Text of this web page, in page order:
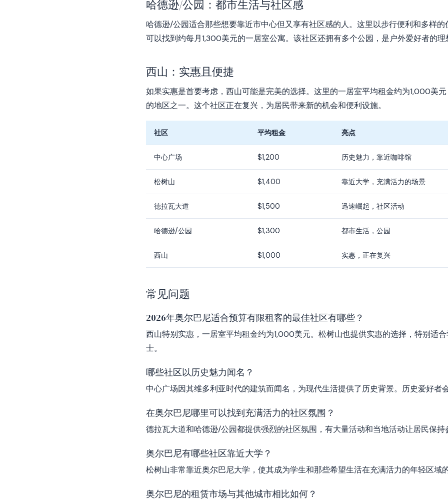
哈德逊/公园：都市生活与社区感
哈德逊/公园适合那些想要靠近市中心但又享有社区感的人。这里以步行便利和多样
可以找到约每月1,300美元的一居室公寓。该社区还拥有多个公园，是户外爱好者的理
西山：实惠且便捷
如果实惠是首要考虑，西山可能是完美的选择。这里的一居室平均租金约为1,000美
的地区之一。这个社区正在复兴，为居民带来新的机会和便利设施。
社区 平均租金 亮点
中心广场 $1,200 历史魅力，靠近咖啡馆
松树山 $1,400 靠近大学，充满活力的场景
德拉瓦大道 $1,500 迅速崛起，社区活动
哈德逊/公园 $1,300 都市生活，公园
西山 $1,000 实惠，正在复兴
常见问题
2026年奥尔巴尼适合预算有限租客的最佳社区有哪些？
西山特别实惠，一居室平均租金约为1,000美元。松树山也提供实惠的选择，特别适
士。
哪些社区以历史魅力闻名？
中心广场因其维多利亚时代的建筑而闻名，为现代生活提供了历史背景。历史爱好者
在奥尔巴尼哪里可以找到充满活力的社区氛围？
德拉瓦大道和哈德逊/公园都提供强烈的社区氛围，有大量活动和当地活动让居民保持
奥尔巴尼有哪些社区靠近大学？
松树山非常靠近奥尔巴尼大学，使其成为学生和那些希望生活在充满活力的年轻区域
奥尔巴尼的租赁市场与其他城市相比如何？